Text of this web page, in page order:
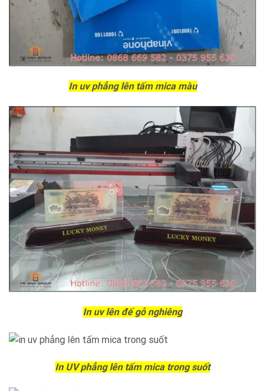
In uv phẳng lên tấm mica màu
In uv lên đế gỗ nghiêng
In UV phẳng lên tấm mica trong suốt